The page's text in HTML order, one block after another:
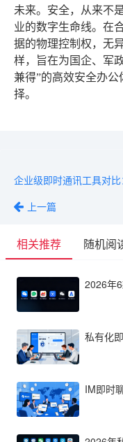
未来。安全，从来不
业的数字生命线。在
据的物理控制权，无
样，旨在为国企、军
兼得”的高效安全办
择。
上一篇
相关推荐 随机阅
2026年